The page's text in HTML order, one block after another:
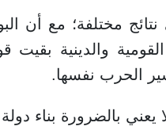
نتائج مختلفة؛ مع أن
والدينية بقيت
الحرب نفسها.
بالضرورة بناء